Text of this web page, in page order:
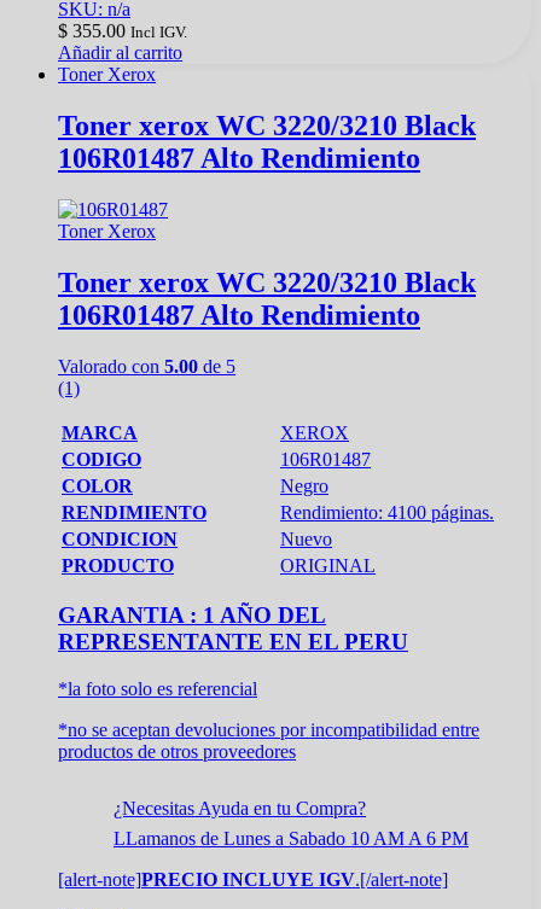
SKU: n/a
$ 355.00 Incl IGV.
Añadir al carrito
Toner Xerox
Toner xerox WC 3220/3210 Black
106R01487 Alto Rendimiento
Toner Xerox
Toner xerox WC 3220/3210 Black
106R01487 Alto Rendimiento
Valorado con 5.00 de 5
(1)
MARCA
XEROX
CODIGO
106R01487
COLOR
Negro
RENDIMIENTO
Rendimiento: 4100 páginas.
CONDICION
Nuevo
PRODUCTO
ORIGINAL
GARANTIA : 1 AÑO DEL
REPRESENTANTE EN EL PERU
*la foto solo es referencial
*no se aceptan devoluciones por incompatibilidad entre
productos de otros proveedores
¿Necesitas Ayuda en tu Compra?
LLamanos de Lunes a Sabado 10 AM A 6 PM
[alert-note]PRECIO INCLUYE IGV.[/alert-note]